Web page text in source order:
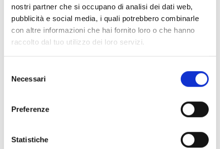
nostri partner che si occupano di analisi dei dati web,
pubblicità e social media, i quali potrebbero combinarle
con altre informazioni che hai fornito loro o che hanno
raccolto dal tuo utilizzo dei loro servizi.
delNecessari
Preferenze
Statistiche
Accessories EB00 Bases - Materials
Accessories for detector testing - Materials(6)